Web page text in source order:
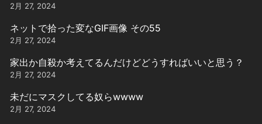
2月 27, 2024
ネットで拾った変なGIF画像 その55
2月 27, 2024
家出か自殺か考えてるんだけどどうすればいいと思う？
2月 27, 2024
未だにマスクしてる奴らwwww
2月 27, 2024